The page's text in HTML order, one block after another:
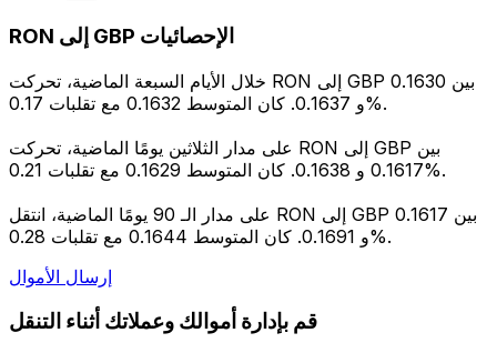
RON إلى GBP الإحصائيات
خلال الأيام السبعة الماضية، تحركت RON إلى GBP بين 0.1630
و 0.1637. كان المتوسط 0.1632 مع تقلبات 0.17%.
على مدار الثلاثين يومًا الماضية، تحركت RON إلى GBP بين
0.1617 و 0.1638. كان المتوسط 0.1629 مع تقلبات 0.21%.
على مدار الـ 90 يومًا الماضية، انتقل RON إلى GBP بين 0.1617
و 0.1691. كان المتوسط 0.1644 مع تقلبات 0.28%.
إرسال الأموال
قم بإدارة أموالك وعملاتك أثناء التنقل